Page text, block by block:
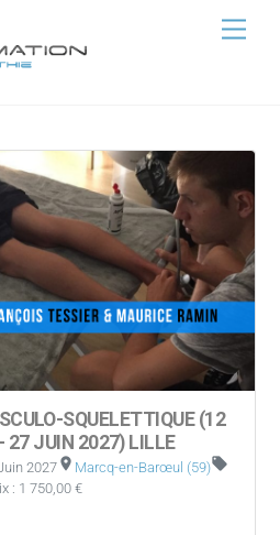
SQUELETTIQUE (12
27 JUIN 2027) LILLE
2027room Marcq-en-Barœul (59)local_offer
: 1 750,00 €